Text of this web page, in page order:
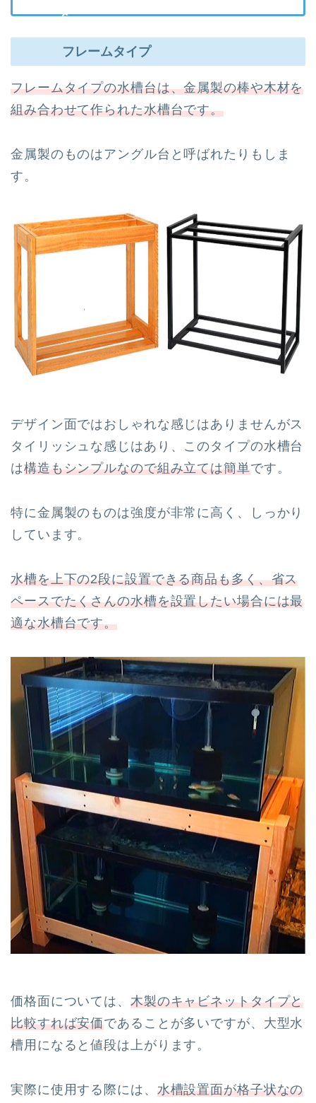
フレームタイプ
フレームタイプの水槽台は、金属製の棒や木材を
組み合わせて作られた水槽台です。
金属製のものはアングル台と呼ばれたりもしま
す。
デザイン面ではおしゃれな感じはありませんがス
タイリッシュな感じはあり、このタイプの水槽台
は構造もシンプルなので組み立ては簡単です。
特に金属製のものは強度が非常に高く、しっかり
しています。
水槽を上下の2段に設置できる商品も多く、省ス
ペースでたくさんの水槽を設置したい場合には最
適な水槽台です。
価格面については、 木製のキャビネットタイプと
比較すれば安価であることが多いですが、大型水
槽用になると値段は上がります。
実際に使用する際には、 水槽設置面が格子状なの